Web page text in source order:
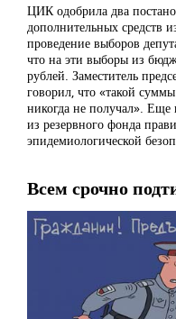
ЦИК одобрила два
дополнительных средств
проведение выборов
что на эти выборы из
рублей. Заместитель
говорил, что «такой
никогда не получал».
из резервного фонда
эпидемиологической
Всем срочно